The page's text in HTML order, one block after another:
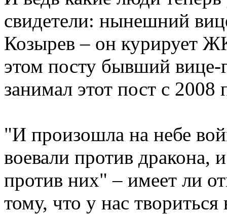
свидетели: нынешний
Козырев – он курирует
этом посту бывший
занимал этот пост с 2008
"И произошла на небе
воевали против дракона,
против них" – имеет ли
тому, что у нас